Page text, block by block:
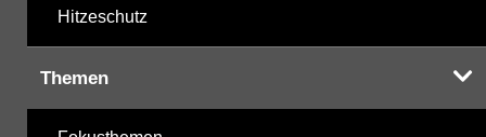
Hitzeschutz
Themen